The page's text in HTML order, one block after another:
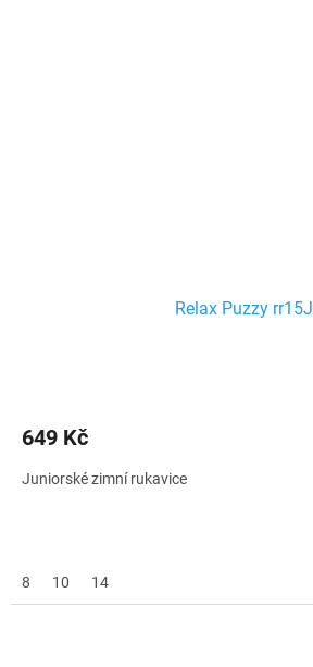
Relax Puzzy rr15J
649 Kč
Juniorské zimní rukavice
8 10 14